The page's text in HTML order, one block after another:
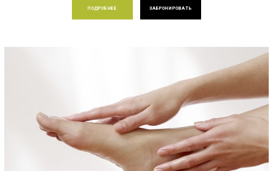
ПОДРОБНЕЕ ЗАБРОНИРОВАТЬ